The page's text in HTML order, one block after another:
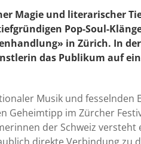
Magie und literarischer
Pop-Soul-
in Zürich. In
das Publikum auf
Musik und fesselnden
Geheimtipp im Zürcher
der Schweiz versteht